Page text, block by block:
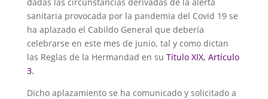
sanitaria provocada por la pandemia del Covid 19 se
ha aplazado el Cabildo General que debería
celebrarse en este mes de junio, tal y como dictan
las Reglas de la Hermandad en su Título XIX, Artículo
3.
Dicho aplazamiento se ha comunicado y solicitado a